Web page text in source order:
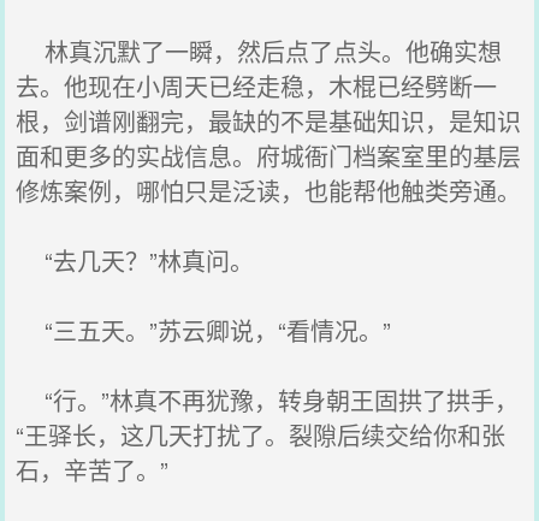
林真沉默了一瞬，然后点了点头。他确实想
去。他现在小周天已经走稳，木棍已经劈断一
根，剑谱刚翻完，最缺的不是基础知识，是知识
面和更多的实战信息。府城衙门档案室里的基层
修炼案例，哪怕只是泛读，也能帮他触类旁通。
“去几天？”林真问。
“三五天。”苏云卿说，“看情况。”
“行。”林真不再犹豫，转身朝王固拱了拱手，
“王驿长，这几天打扰了。裂隙后续交给你和张
石，辛苦了。”